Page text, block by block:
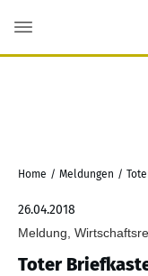
Home / Meldungen /
26.04.2018
Meldung,
Toter